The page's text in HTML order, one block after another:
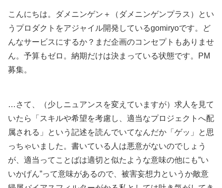
こんにちは。ダメニンゲン＋（ダメニンゲンプラス）とい
うプロダクトをアジャイル開発しているgomiryoです。ど
んなサービスにするか？まだ企画のコンセプトもありませ
ん。予算もゼロ。納期だけは決まっている状態です。PM
募集。
…さて、（少しニュアンスを変えていますが）求人を見て
いたら「スキルや希望を考慮し、適当なプロジェクトへ配
属される」という記述を読んでいてなんだか「ゲッ」と思
っちゃいました。書いている人は悪意がないのでしょう
が、適当ってことばは適切と似たような意味の他にも”い
いかげん”って意味があるので、被害妄想力というか敵意